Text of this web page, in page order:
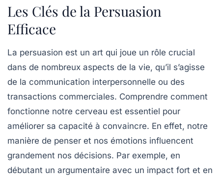
Les Clés de la Persuasion
Efficace
La persuasion est un art qui joue un rôle crucial
dans de nombreux aspects de la vie, qu’il s’agisse
de la communication interpersonnelle ou des
transactions commerciales. Comprendre comment
fonctionne notre cerveau est essentiel pour
améliorer sa capacité à convaincre. En effet, notre
manière de penser et nos émotions influencent
grandement nos décisions. Par exemple, en
débutant un argumentaire avec un impact fort et en